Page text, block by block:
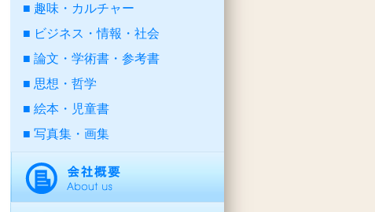
趣味・カルチャー
ビジネス・情報・社会
論文・学術書・参考書
思想・哲学
絵本・児童書
写真集・画集